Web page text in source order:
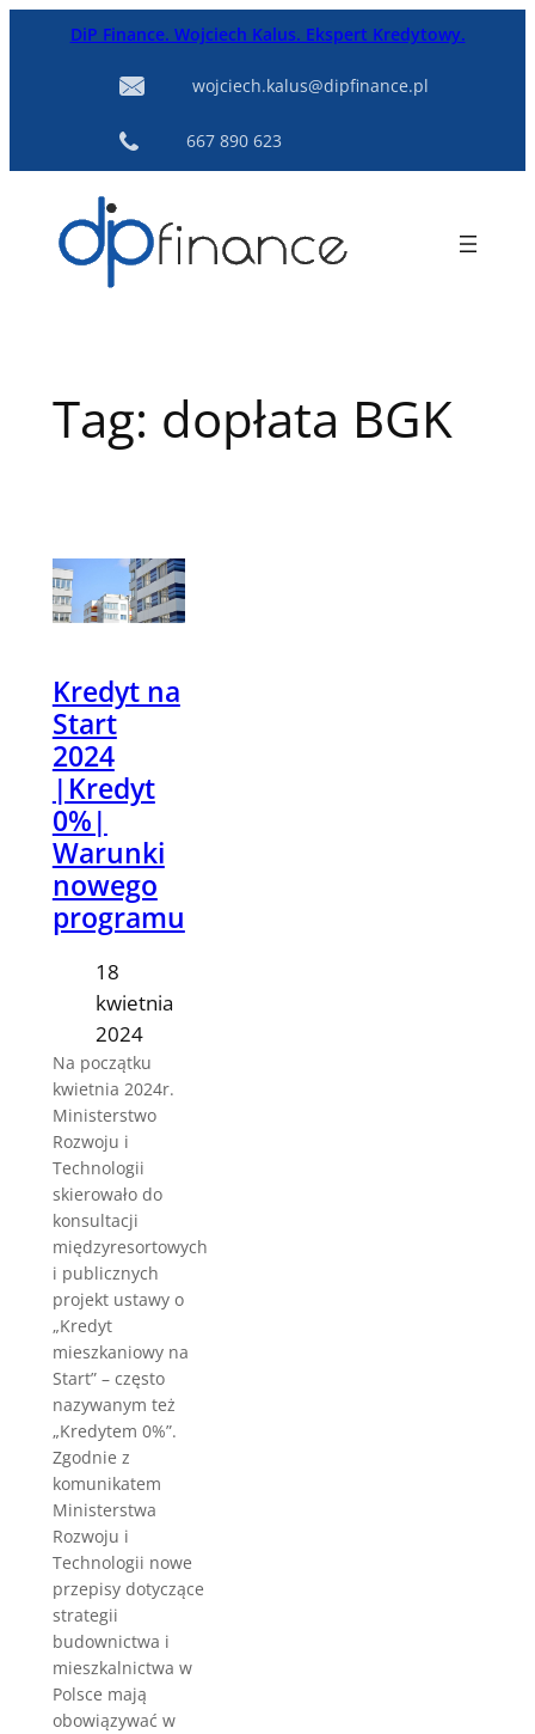
PrzejdźDiP Finance. Wojciech Kalus. Ekspert Kredytowy.
wojciech.kalus@dipfinance.pl
667 890 623
Tag: dopłata BGK
Kredyt na
Start
2024
|Kredyt
0%|
Warunki
nowego
programu
18
kwietnia
2024
Na początku
kwietnia 2024r.
Ministerstwo
Rozwoju i
Technologii
skierowało do
konsultacji
międzyresortowych
i publicznych
projekt ustawy o
„Kredyt
mieszkaniowy na
Start” – często
nazywanym też
„Kredytem 0%”.
Zgodnie z
komunikatem
Ministerstwa
Rozwoju i
Technologii nowe
przepisy dotyczące
strategii
budownictwa i
mieszkalnictwa w
Polsce mają
obowiązywać w